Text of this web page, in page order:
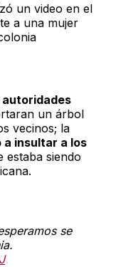
un video en el
a una mujer
autoridades
un árbol
vecinos; la
a insultar a los
estaba siendo
se